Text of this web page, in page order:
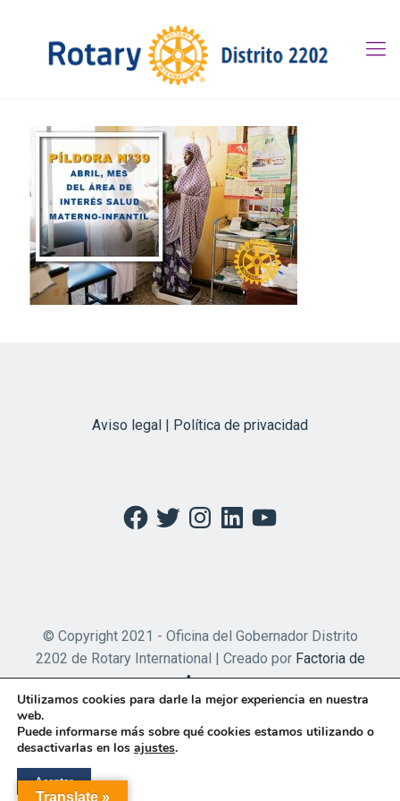
Aviso legal | Política de privacidad
Facebook
TwitterInstagramLinkedInYouTube
© Copyright 2021 - Oficina del Gobernador Distrito
2202 de Rotary International | Creado por Factoria de
Apps
Translate »
Utilizamos cookies para darle la mejor experiencia en nuestra
web.
Puede informarse más sobre qué cookies estamos utilizando o
desactivarlas en los ajustes.
Aceptar